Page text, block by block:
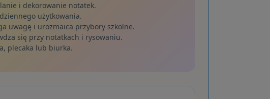
i dekorowanie notatek.
użytkowania.
uwagę i urozmaica przybory szkolne.
się przy notatkach i rysowaniu.
plecaka lub biurka.